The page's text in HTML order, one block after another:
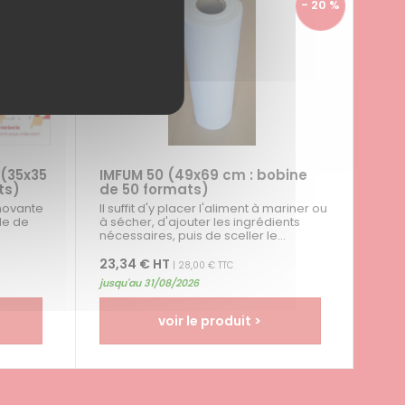
de
- 20 %
IMFUM 50 (49x69 cm : bobine
de 50 formats)
Il suffit d'y placer l'aliment à mariner ou
à sécher, d'ajouter les ingrédients
nécessaires, puis de sceller le...
23,34 € HT | 28,00 € TTC
jusqu'au 31/08/2026
voir le produit >